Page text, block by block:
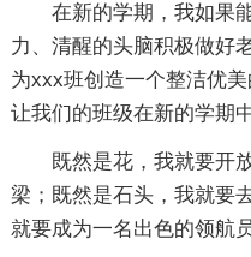
在新的学期，我如果
力、清醒的头脑积极做好
为xxx班创造一个整洁优
让我们的班级在新的学期
既然是花，我就要开
梁；既然是石头，我就要
就要成为一名出色的领航